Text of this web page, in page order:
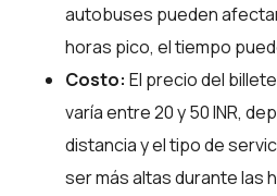
autobuses pueden
horas pico, el tiempo
Costo: El precio del
varía entre 20 y 50 INR,
distancia y el tipo de
ser más altas durante las